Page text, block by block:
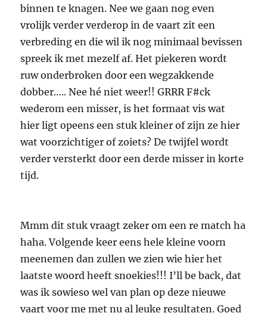
binnen te knagen. Nee we gaan nog even
vrolijk verder verderop in de vaart zit een
verbreding en die wil ik nog minimaal bevissen
spreek ik met mezelf af. Het piekeren wordt
ruw onderbroken door een wegzakkende
dobber….. Nee hé niet weer!! GRRR F#ck
wederom een misser, is het formaat vis wat
hier ligt opeens een stuk kleiner of zijn ze hier
wat voorzichtiger of zoiets? De twijfel wordt
verder versterkt door een derde misser in korte
tijd.
Mmm dit stuk vraagt zeker om een re match ha
haha. Volgende keer eens hele kleine voorn
meenemen dan zullen we zien wie hier het
laatste woord heeft snoekies!!! I’ll be back, dat
was ik sowieso wel van plan op deze nieuwe
vaart voor me met nu al leuke resultaten. Goed